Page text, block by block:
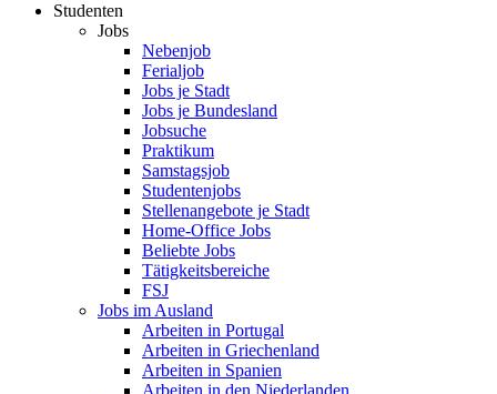
Studenten
Jobs
Nebenjob
Ferialjob
Jobs je Stadt
Jobs je Bundesland
Jobsuche
Praktikum
Samstagsjob
Studentenjobs
Stellenangebote je Stadt
Home-Office Jobs
Beliebte Jobs
Tätigkeitsbereiche
FSJ
Jobs im Ausland
Arbeiten in Portugal
Arbeiten in Griechenland
Arbeiten in Spanien
Arbeiten in den Niederlanden